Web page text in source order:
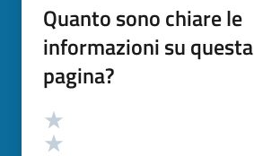
Quanto sono chiare le
informazioni su questa
pagina?
Valutazione